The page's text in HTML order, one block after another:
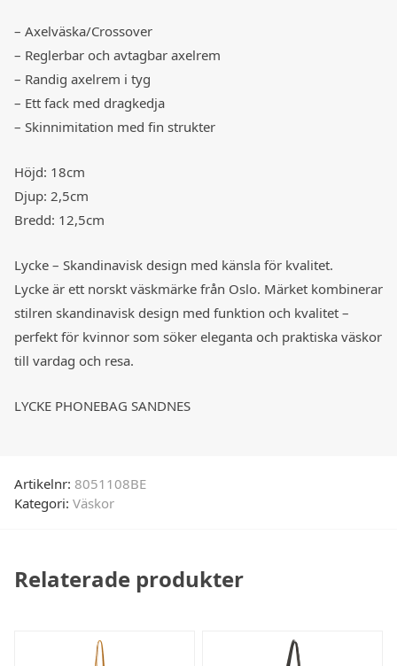
– Axelväska/Crossover
– Reglerbar och avtagbar axelrem
– Randig axelrem i tyg
– Ett fack med dragkedja
– Skinnimitation med fin strukter
Höjd: 18cm
Djup: 2,5cm
Bredd: 12,5cm
Lycke – Skandinavisk design med känsla för kvalitet.
Lycke är ett norskt väskmärke från Oslo. Märket kombinerar
stilren skandinavisk design med funktion och kvalitet –
perfekt för kvinnor som söker eleganta och praktiska väskor
till vardag och resa.
LYCKE PHONEBAG SANDNES
Artikelnr: 8051108BE
Kategori: Väskor
Relaterade produkter